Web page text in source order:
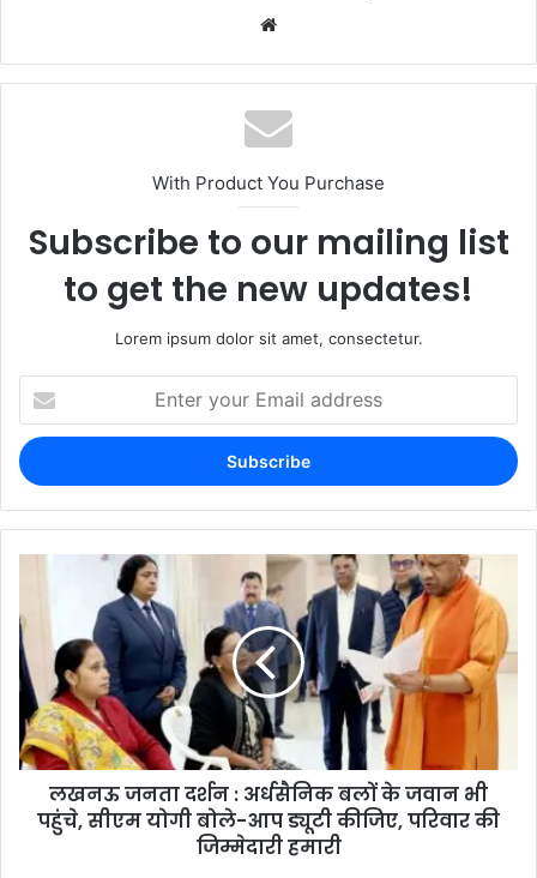
With Product You Purchase
Subscribe to our mailing list
to get the new updates!
Lorem ipsum dolor sit amet, consectetur.
लखनऊ जनता दर्शन : अर्धसैनिक बलों के जवान भी
पहुंचे, सीएम योगी बोले-आप ड्यूटी कीजिए, परिवार की
जिम्मेदारी हमारी